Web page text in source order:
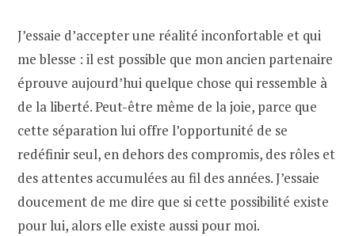
J’essaie d’accepter une réalité inconfortable et qui
me blesse : il est possible que mon ancien partenaire
éprouve aujourd’hui quelque chose qui ressemble à
de la liberté. Peut-être même de la joie, parce que
cette séparation lui offre l’opportunité de se
redéfinir seul, en dehors des compromis, des rôles et
des attentes accumulées au fil des années. J’essaie
doucement de me dire que si cette possibilité existe
pour lui, alors elle existe aussi pour moi.